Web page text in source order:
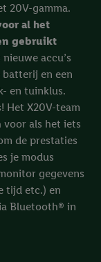
20V-gamma.
al het
gebruikt
accu’s
batterij en een
en tuinklus.
Het X20V-team
voor als het iets
de prestaties
je modus
gegevens
tijd etc.) en
Bluetooth® in